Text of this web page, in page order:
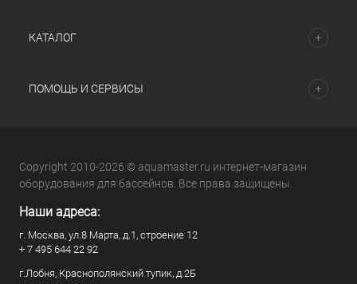
КАТАЛОГ
ПОМОЩЬ И СЕРВИСЫ
Copyright 2010-2026 © aquamaster.ru интернет-магазин
оборудования для бассейнов. Все права защищены.
Наши адреса:
г. Москва, ул.8 Марта, д.1, строение 12
+ 7 495 644 22 92
г.Лобня, Краснополянский тупик, д.2Б